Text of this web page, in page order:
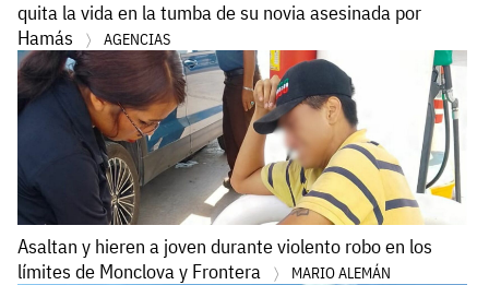
quita la vida en la tumba de su novia asesinada por
Hamás
AGENCIAS
Asaltan y hieren a joven durante violento robo en los
límites de Monclova y Frontera
MARIO ALEMÁN